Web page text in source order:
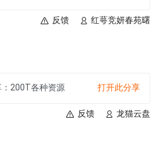
红萼竞妍春苑曙
反馈
200T各种资源 打开此分享
龙猫云盘
反馈